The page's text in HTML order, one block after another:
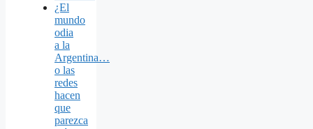
¿El
mundo
odia
a la
Argentina…
o las
redes
hacen
que
parezca